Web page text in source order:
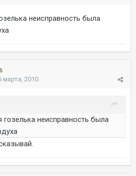
неисправность была
марта, 2010
гозелька неисправность была